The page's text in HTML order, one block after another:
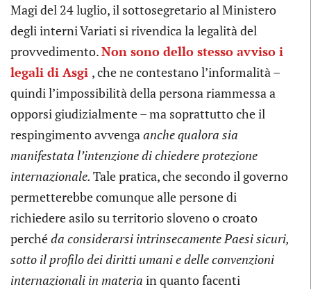
Magi del 24 luglio, il sottosegretario al Ministero
degli interni Variati si rivendica la legalità del
provvedimento.Non sono dello stesso avviso i
legali di Asgi , che ne contestano l’informalità –
quindi l’impossibilità della persona riammessa a
opporsi giudizialmente – ma soprattutto che il
respingimento avvenga anche qualora sia
manifestata l’intenzione di chiedere protezione
internazionale. Tale pratica, che secondo il governo
permetterebbe comunque alle persone di
richiedere asilo su territorio sloveno o croato
perchéda considerarsi intrinsecamente Paesi sicuri,
sotto il profilo dei diritti umani e delle convenzioni
internazionali in materia in quanto facenti